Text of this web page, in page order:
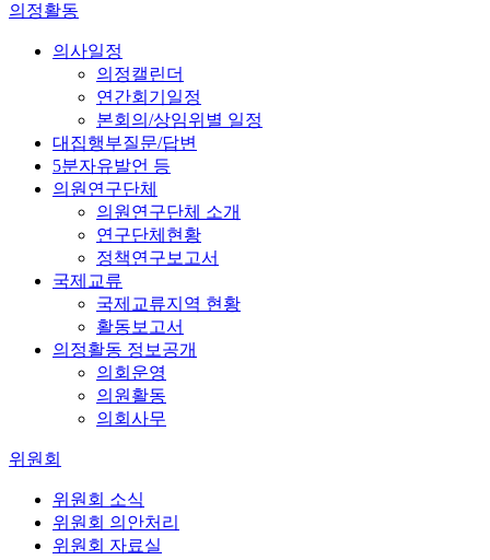
의정활동
의사일정
의정캘린더
연간회기일정
본회의/상임위별 일정
대집행부질문/답변
5분자유발언 등
의원연구단체
의원연구단체 소개
연구단체현황
정책연구보고서
국제교류
국제교류지역 현황
활동보고서
의정활동 정보공개
의회운영
의원활동
의회사무
위원회
위원회 소식
위원회 의안처리
위원회 자료실